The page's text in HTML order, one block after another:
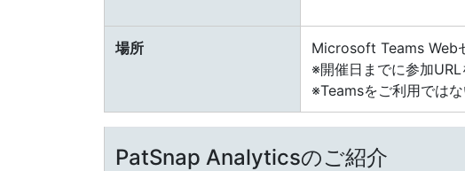
場所
Microsoft Teams Web
※開催日までに参加URL
※Teamsをご利用では
PatSnap Analyticsのご紹介